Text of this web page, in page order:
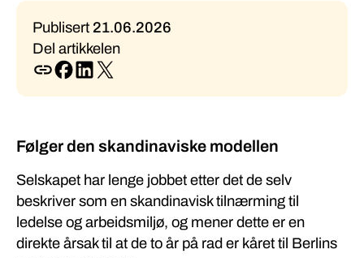
Følger den skandinaviske modellen
Selskapet har lenge jobbet etter det de selv
beskriver som en skandinavisk tilnærming til
ledelse og arbeidsmiljø, og mener dette er en
direkte årsak til at de to år på rad er kåret til Berlins
Publisert 21.06.2026
Del artikkelen